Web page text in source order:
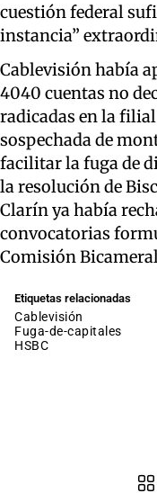
cuestión federal
instancia”
Cablevisión había
4040 cuentas no
radicadas en la
sospechada de
facilitar la fuga de
la resolución de
Clarín ya había
convocatorias
Comisión
Etiquetas relacionadas
Cablevisión
fuga-de-capitales
HSBC